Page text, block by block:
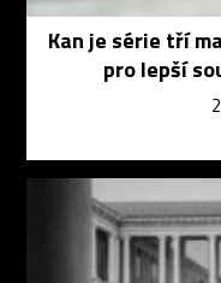
Kan je série tří
pro lepší